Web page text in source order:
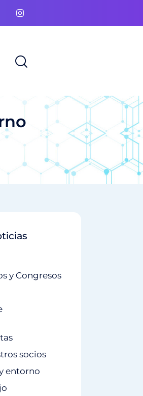
y Congresos
socios
entorno